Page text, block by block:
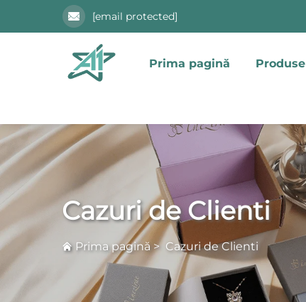
[email protected]
Prima pagină Produse
Cazuri de Clienti
Prima pagină> Cazuri de Clienti